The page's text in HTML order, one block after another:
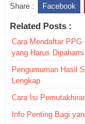
Share : Facebook
Related Posts :
Cara Mendaftar
yang Harus Dipahami
Pengumuman Hasil
Lengkap
Cara Isi
Info Penting Bagi